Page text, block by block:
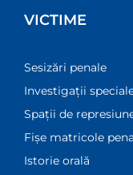
VICTIME
Sesizări penale
Investigații
Spații de
Fișe matricole
Istorie orală